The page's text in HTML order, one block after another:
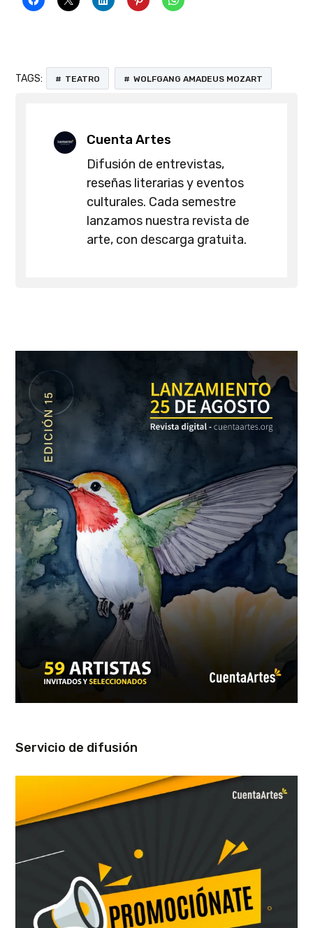
TAGS: TEATRO WOLFGANG AMADEUS MOZART
Cuenta Artes
Difusión de entrevistas,
reseñas literarias y eventos
culturales. Cada semestre
lanzamos nuestra revista de
arte, con descarga gratuita.
Servicio de difusión